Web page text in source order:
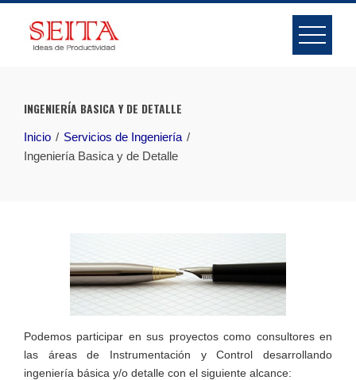
content
INGENIERÍA BASICA Y DE DETALLE
Inicio
Servicios de Ingeniería
Ingeniería Basica y de Detalle
Podemos participar en sus proyectos como consultores en
las áreas de Instrumentación y Control desarrollando
ingeniería básica y/o detalle con el siguiente alcance: